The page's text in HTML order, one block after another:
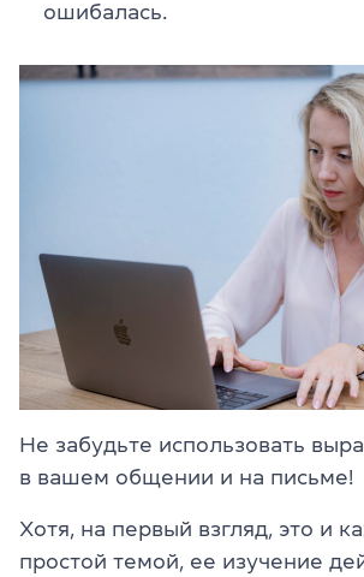
ошибалась.
Не забудьте использовать
в вашем общении и на письме!
Хотя, на первый взгляд, это и
простой темой, ее изучение